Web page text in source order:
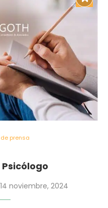
prensa
Psicólogo
14 noviembre, 2024